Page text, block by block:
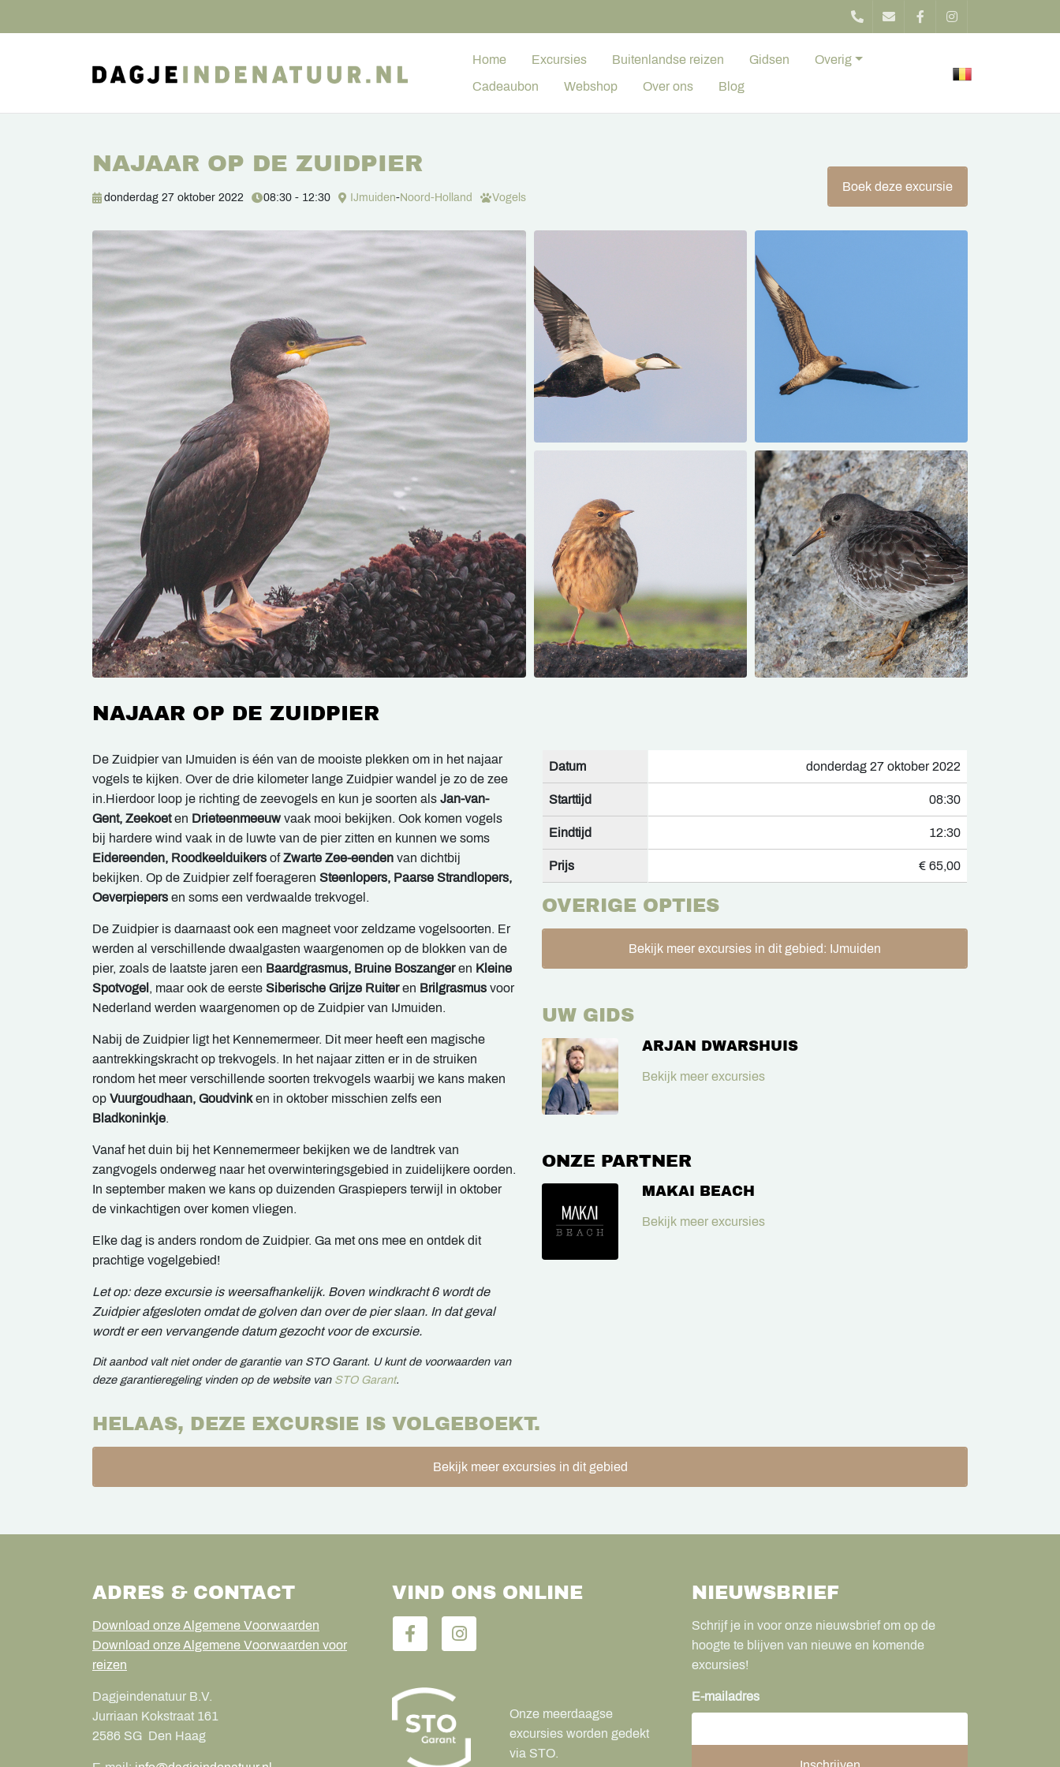
Home Excursies Buitenlandse reizen Gidsen Overig
Cadeaubon Webshop Over ons Blog
NAJAAR OP DE ZUIDPIER
donderdag 27 oktober 2022 08:30 - 12:30 IJmuiden-Noord-Holland Vogels
Boek deze excursie
NAJAAR OP DE ZUIDPIER
De Zuidpier van IJmuiden is één van de mooiste plekken om in het najaar
vogels te kijken. Over de drie kilometer lange Zuidpier wandel je zo de zee
in.Hierdoor loop je richting de zeevogels en kun je soorten als Jan-van-
Gent, Zeekoeten Drieteenmeeuw vaak mooi bekijken. Ook komen vogels
bij hardere wind vaak in de luwte van de pier zitten en kunnen we soms
Eidereenden, Roodkeelduikers ofZwarte Zee-eenden van dichtbij
bekijken. Op de Zuidpier zelf foerageren Steenlopers, Paarse Strandlopers,
Oeverpiepers en soms een verdwaalde trekvogel.
De Zuidpier is daarnaast ook een magneet voor zeldzame vogelsoorten. Er
werden al verschillende dwaalgasten waargenomen op de blokken van de
pier, zoals de laatste jaren een Baardgrasmus, Bruine Boszangeren Kleine
Spotvogel , maar ook de eerste Siberische Grijze Ruiteren Brilgrasmus voor
Nederland werden waargenomen op de Zuidpier van IJmuiden.
Nabij de Zuidpier ligt het Kennemermeer. Dit meer heeft een magische
aantrekkingskracht op trekvogels. In het najaar zitten er in de struiken
rondom het meer verschillende soorten trekvogels waarbij we kans maken
op Vuurgoudhaan, Goudvinken in oktober misschien zelfs een
Bladkoninkje.
Vanaf het duin bij het Kennemermeer bekijken we de landtrek van
zangvogels onderweg naar het overwinteringsgebied in zuidelijkere oorden.
In september maken we kans op duizenden Graspiepers terwijl in oktober
de vinkachtigen over komen vliegen.
Elke dag is anders rondom de Zuidpier. Ga met ons mee en ontdek dit
prachtige vogelgebied!
Let op: deze excursie is weersafhankelijk. Boven windkracht 6 wordt de
Zuidpier afgesloten omdat de golven dan over de pier slaan. In dat geval
wordt er een vervangende datum gezocht voor de excursie.
Dit aanbod valt niet onder de garantie van STO Garant. U kunt de voorwaarden van
deze garantieregeling vinden op de website van STO Garant.
Datum donderdag 27 oktober 2022
Starttijd 08:30
Eindtijd 12:30
Prijs € 65,00
OVERIGE OPTIES
Bekijk meer excursies in dit gebied: IJmuiden
UW GIDS
ARJAN DWARSHUIS
Bekijk meer excursies
ONZE PARTNER
MAKAI BEACH
Bekijk meer excursies
HELAAS, DEZE EXCURSIE IS VOLGEBOEKT.
Bekijk meer excursies in dit gebied
ADRES & CONTACT
Download onze Algemene Voorwaarden
Download onze Algemene Voorwaarden voor
reizen
Dagjeindenatuur B.V.
Jurriaan Kokstraat 161
2586 SG Den Haag
VIND ONS ONLINE
Onze meerdaagse
excursies worden gedekt
via STO.
NIEUWSBRIEF
Schrijf je in voor onze nieuwsbrief om op de
hoogte te blijven van nieuwe en komende
excursies!
E-mailadres